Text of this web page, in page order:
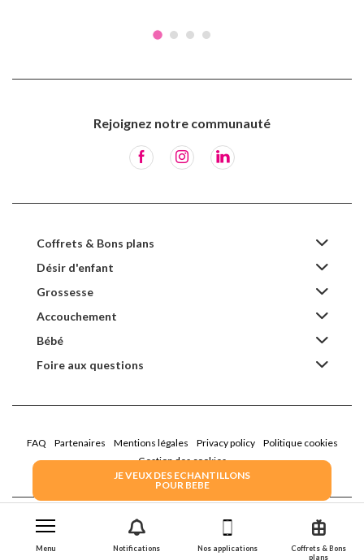
Coffrets & Bons
plans
Nos applications
Notifications
Menu
JE VEUX DES ECHANTILLONS
POUR BEBE
Rejoignez notre communauté
Coffrets & Bons plans
Désir d'enfant
Grossesse
Accouchement
Bébé
Foire aux questions
FAQ Partenaires Mentions légales Privacy policy
Politique cookies
Gestion des cookies
2022 Family Service - la Boîte Rose